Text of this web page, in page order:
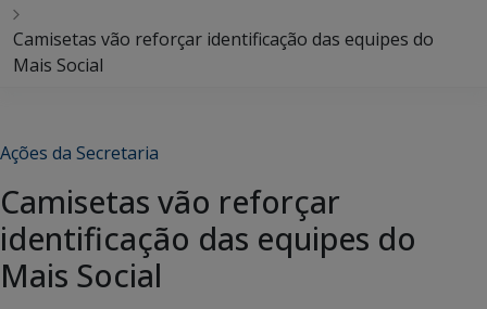
Camisetas vão reforçar identificação das equipes do
Mais Social
Ações da Secretaria
Camisetas vão reforçar
identificação das equipes do
Mais Social